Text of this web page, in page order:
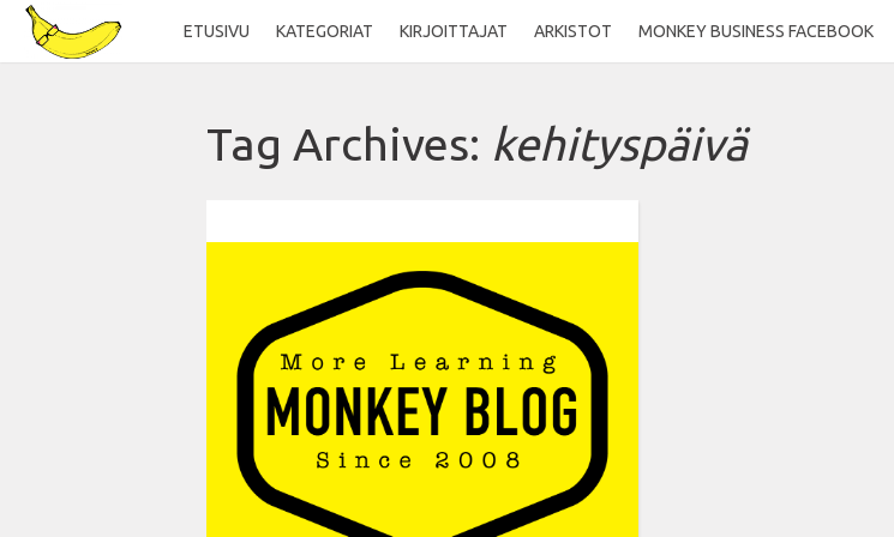
ETUSIVU KATEGORIAT KIRJOITTAJAT ARKISTOT MONKEY BUSINESS FACEBOOK
Tag Archives: kehityspäivä